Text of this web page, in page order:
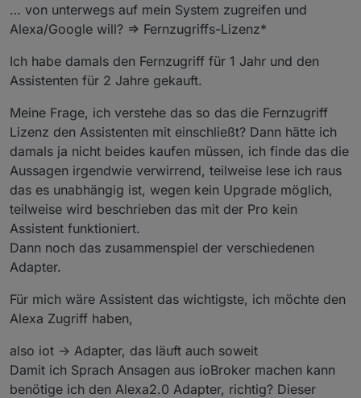
… von unterwegs auf mein System zugreifen und
Alexa/Google will? => Fernzugriffs-Lizenz*
Ich habe damals den Fernzugriff für 1 Jahr und den
Assistenten für 2 Jahre gekauft.
Meine Frage, ich verstehe das so das die Fernzugriff
Lizenz den Assistenten mit einschließt? Dann hätte ich
damals ja nicht beides kaufen müssen, ich finde das die
Aussagen irgendwie verwirrend, teilweise lese ich raus
das es unabhängig ist, wegen kein Upgrade möglich,
teilweise wird beschrieben das mit der Pro kein
Assistent funktioniert.
Dann noch das zusammenspiel der verschiedenen
Adapter.
Für mich wäre Assistent das wichtigste, ich möchte den
Alexa Zugriff haben,
also iot -> Adapter, das läuft auch soweit
Damit ich Sprach Ansagen aus ioBroker machen kann
benötige ich den Alexa2.0 Adapter, richtig? Dieser